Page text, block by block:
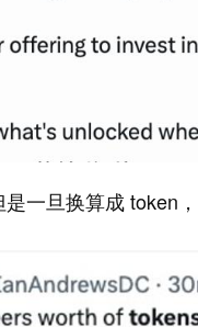
一旦换算成 token